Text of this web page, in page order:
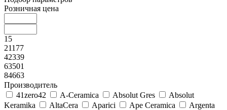
Розничная цена
15
21177
42339
63501
84663
Производитель
41zero42
A-Ceramica Absolut Gres
Absolut
Keramika
AltaCera Aparici Ape Ceramica
Argenta